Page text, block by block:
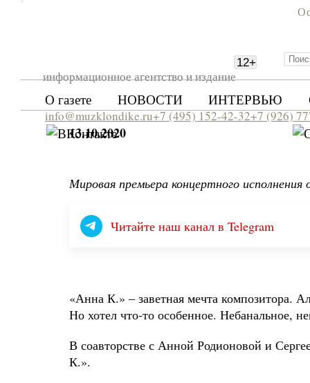
информационное агентство и издание
12+
О газете НОВОСТИ ИНТЕРВЬЮ
info@muzklondike.ru+7 (495) 152-42-32+7 (926)
13.10.2020
Мировая премьера концертного
Читайте наш канал в Telegram
«Анна К.» – заветная мечта композитора.
Но хотел что-то особенное. Небанальное,
В соавторстве с Анной Родионовой и
К.».